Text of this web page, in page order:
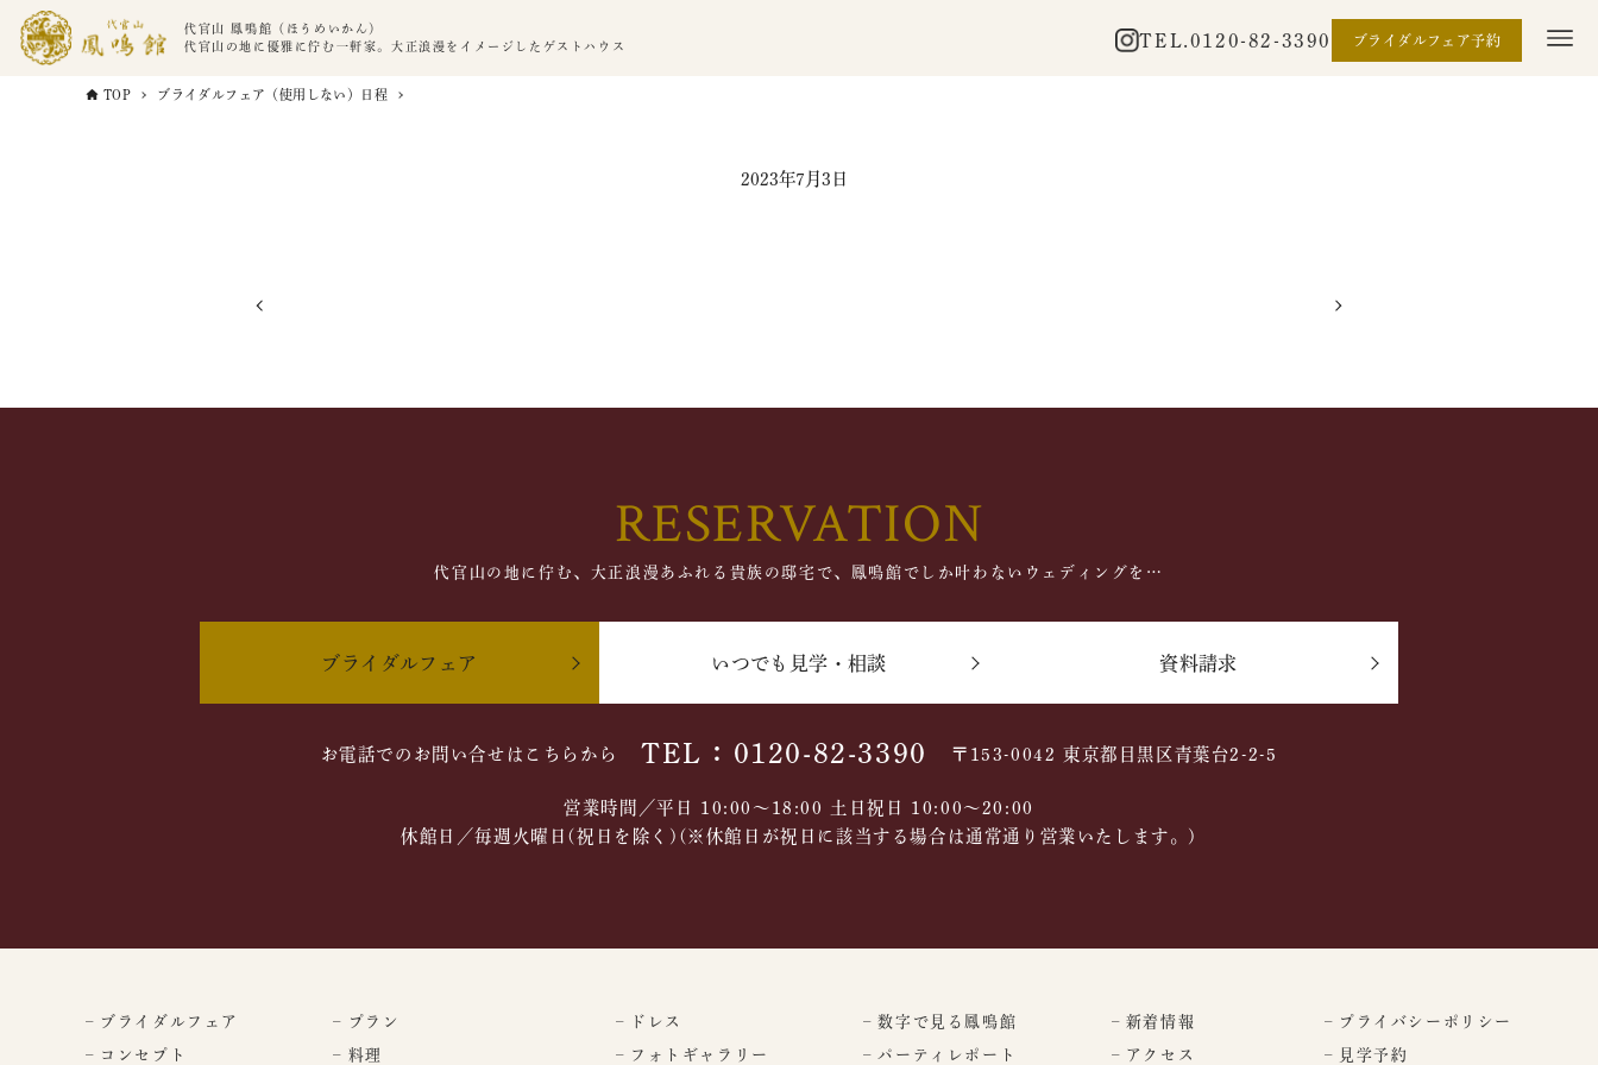
代官山 鳳鳴館（ほうめいかん）
代官山の地に優雅に佇む一軒家。大正浪漫をイメージしたゲストハウス
TEL. 0120-82-3390 ブライダルフェア予約
TOP ブライダルフェア（使用しない）日程
2023年7月3日
RESERVATION
代官山の地に佇む、大正浪漫あふれる貴族の邸宅で、鳳鳴館でしか叶わないウェディングを…
ブライダルフェア いつでも見学・相談 資料請求
お電話でのお問い合せはこちらから TEL：0120-82-3390 〒153-0042 東京都目黒区青葉台2-2-5
営業時間／平日 10:00～18:00 土日祝日 10:00〜20:00
休館日／毎週火曜日(祝日を除く)(※休館日が祝日に該当する場合は通常通り営業いたします。)
– ブライダルフェア
– コンセプト
– プラン
– 料理
– ドレス
– フォトギャラリー
– 数字で見る鳳鳴館
– パーティレポート
– 新着情報
– アクセス
– プライバシーポリシー
– 見学予約